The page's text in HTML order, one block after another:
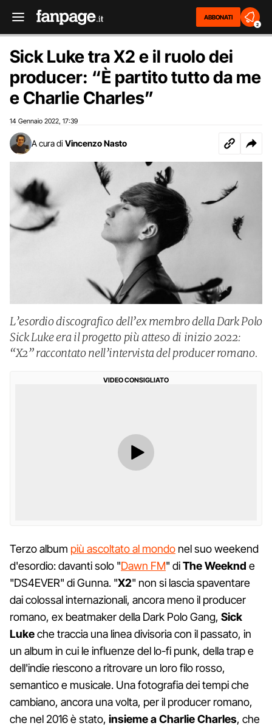
ABBONATI
2
Sick Luke tra X2 e il ruolo dei
producer: “È partito tutto da me
e Charlie Charles”
14 Gennaio 2022 17:39
A cura di Vincenzo Nasto
L’esordio discografico dell’ex membro della Dark Polo
Sick Luke era il progetto più atteso di inizio 2022:
“X2” raccontato nell’intervista del producer romano.
VIDEO CONSIGLIATO
Terzo album più ascoltato al mondo nel suo weekend
d'esordio: davanti solo "Dawn FM" diThe Weeknd e
"DS4EVER" di Gunna. "X2" non si lascia spaventare
dai colossal internazionali, ancora meno il producer
romano, ex beatmaker della Dark Polo Gang, Sick
Lukeche traccia una linea divisoria con il passato, in
un album in cui le influenze del lo-fi punk, della trap e
dell'indie riescono a ritrovare un loro filo rosso,
semantico e musicale. Una fotografia dei tempi che
cambiano, ancora una volta, per il producer romano,
che nel 2016 è stato, insieme a Charlie Charles, che